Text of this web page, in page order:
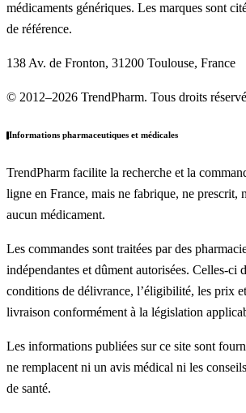
médicaments génériques. Les marques sont
de référence.
138 Av. de Fronton, 31200 Toulouse, France
© 2012–2026 TrendPharm. Tous droits
Informations pharmaceutiques et médicales
TrendPharm facilite la recherche et la
ligne en France, mais ne fabrique, ne prescrit,
aucun médicament.
Les commandes sont traitées par des
indépendantes et dûment autorisées. Celles-ci
conditions de délivrance, l’éligibilité, les prix
livraison conformément à la législation
Les informations publiées sur ce site sont
ne remplacent ni un avis médical ni les
de santé.